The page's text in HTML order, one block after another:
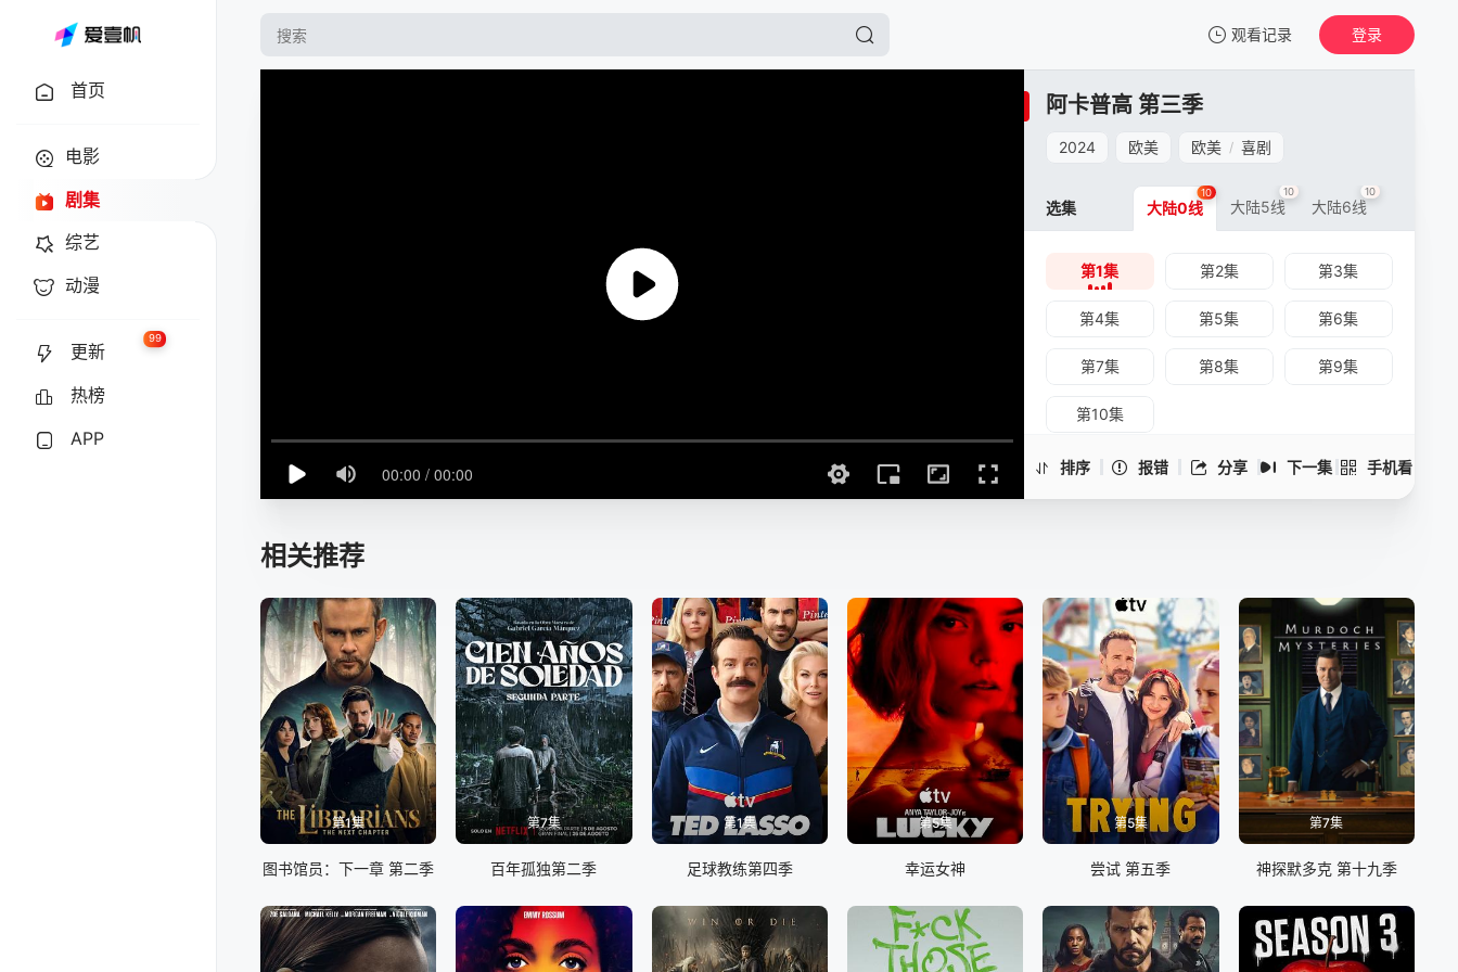
观看记录
我的观影记录
登录
首页
电影
剧集
综艺
动漫
更新
99
热榜
APP
阿卡普高 第三季
2024 欧美 欧美 / 喜剧
排序 报错 分享 下一集 手机看
阿卡普高 第三季 -第1集
手机扫一扫继续看
选集 大陆0线
10
大陆5线
10
大陆6线
10
第1集 第2集 第3集
第4集 第5集 第6集
第7集 第8集 第9集
第10集
相关推荐
第1集
图书馆员：下一章 第二季
第7集
百年孤独第二季
第1集
足球教练第四季
第5集
幸运女神
第5集
尝试 第五季
第7集
神探默多克 第十九季